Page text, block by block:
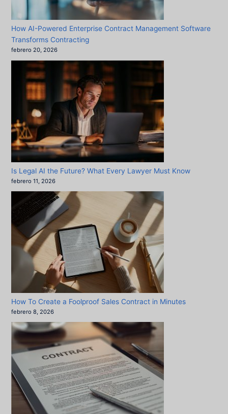
How AI-Powered Enterprise Contract Management Software
Transforms Contracting
febrero 20, 2026
Is Legal AI the Future? What Every Lawyer Must Know
febrero 11, 2026
How To Create a Foolproof Sales Contract in Minutes
febrero 8, 2026